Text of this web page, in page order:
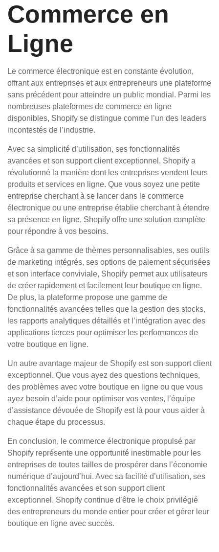
Commerce en
Ligne
Le commerce électronique est en constante évolution,
offrant aux entreprises et aux entrepreneurs une plateforme
sans précédent pour atteindre un public mondial. Parmi les
nombreuses plateformes de commerce en ligne
disponibles, Shopify se distingue comme l’un des leaders
incontestés de l’industrie.
Avec sa simplicité d’utilisation, ses fonctionnalités
avancées et son support client exceptionnel, Shopify a
révolutionné la manière dont les entreprises vendent leurs
produits et services en ligne. Que vous soyez une petite
entreprise cherchant à se lancer dans le commerce
électronique ou une entreprise établie cherchant à étendre
sa présence en ligne, Shopify offre une solution complète
pour répondre à vos besoins.
Grâce à sa gamme de thèmes personnalisables, ses outils
de marketing intégrés, ses options de paiement sécurisées
et son interface conviviale, Shopify permet aux utilisateurs
de créer rapidement et facilement leur boutique en ligne.
De plus, la plateforme propose une gamme de
fonctionnalités avancées telles que la gestion des stocks,
les rapports analytiques détaillés et l’intégration avec des
applications tierces pour optimiser les performances de
votre boutique en ligne.
Un autre avantage majeur de Shopify est son support client
exceptionnel. Que vous ayez des questions techniques,
des problèmes avec votre boutique en ligne ou que vous
ayez besoin d’aide pour optimiser vos ventes, l’équipe
d’assistance dévouée de Shopify est là pour vous aider à
chaque étape du processus.
En conclusion, le commerce électronique propulsé par
Shopify représente une opportunité inestimable pour les
entreprises de toutes tailles de prospérer dans l’économie
numérique d’aujourd’hui. Avec sa facilité d’utilisation, ses
fonctionnalités avancées et son support client
exceptionnel, Shopify continue d’être le choix privilégié
des entrepreneurs du monde entier pour créer et gérer leur
boutique en ligne avec succès.